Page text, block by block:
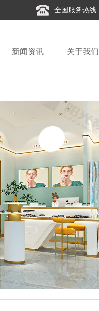
全国服务热线
新闻资讯 关于我们